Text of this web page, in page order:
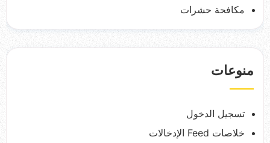
مكافحة حشرات
منوعات
تسجيل الدخول
خلاصات Feed الإدخالات